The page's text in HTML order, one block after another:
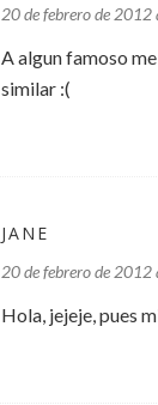
20 de febrero de 2012
A algun famoso
similar :(
JANE
20 de febrero de 2012
Hola, jejeje, pues